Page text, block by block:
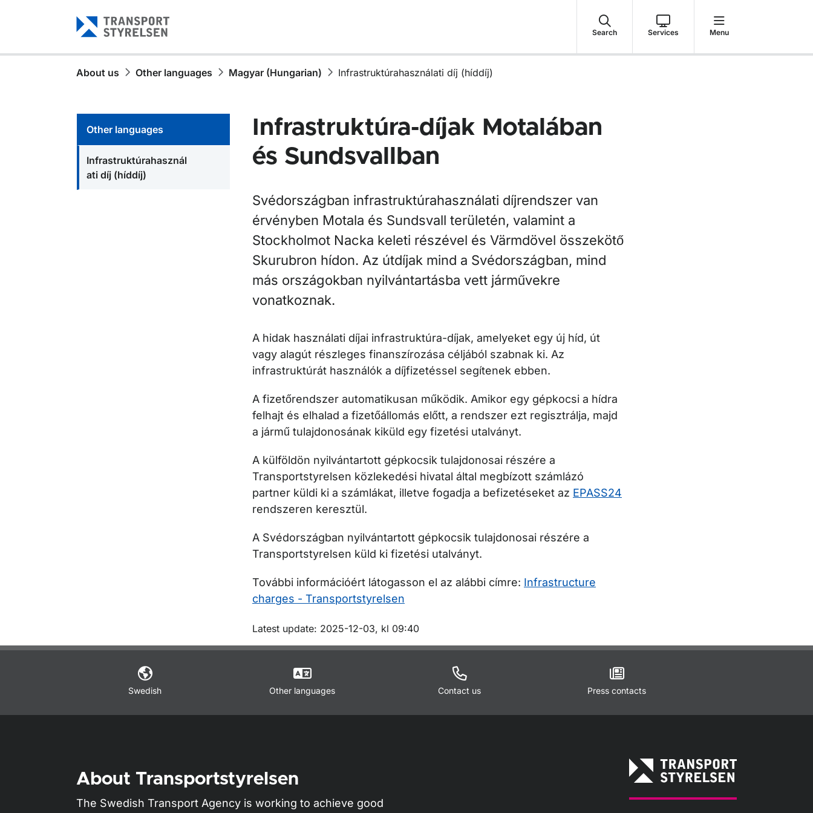
Gå till sidans innehåll
Search Services Menu
About us Other languages Magyar (Hungarian) Infrastruktúrahasználati díj (híddíj)
Other languages
Infrastruktúrahasznál
ati díj (híddíj)
Infrastruktúra-díjak Motalában
és Sundsvallban
Svédországban infrastruktúrahasználati díjrendszer van
érvényben Motala és Sundsvall területén, valamint a
Stockholmot Nacka keleti részével és Värmdövel összekötő
Skurubron hídon. Az útdíjak mind a Svédországban, mind
más országokban nyilvántartásba vett járművekre
vonatkoznak.
A hidak használati díjai infrastruktúra-díjak, amelyeket egy új híd, út
vagy alagút részleges finanszírozása céljából szabnak ki. Az
infrastruktúrát használók a díjfizetéssel segítenek ebben.
A fizetőrendszer automatikusan működik. Amikor egy gépkocsi a hídra
felhajt és elhalad a fizetőállomás előtt, a rendszer ezt regisztrálja, majd
a jármű tulajdonosának kiküld egy fizetési utalványt.
A külföldön nyilvántartott gépkocsik tulajdonosai részére a
Transportstyrelsen közlekedési hivatal által megbízott számlázó
partner küldi ki a számlákat, illetve fogadja a befizetéseket az EPASS24
rendszeren keresztül.
A Svédországban nyilvántartott gépkocsik tulajdonosai részére a
Transportstyrelsen küld ki fizetési utalványt.
További információért látogasson el az alábbi címre: Infrastructure
charges - Transportstyrelsen
Om sidan
Latest update: 2025-12-03, kl 09:40
Swedish Other languages Contact us Press contacts
About Transportstyrelsen
The Swedish Transport Agency is working to achieve good